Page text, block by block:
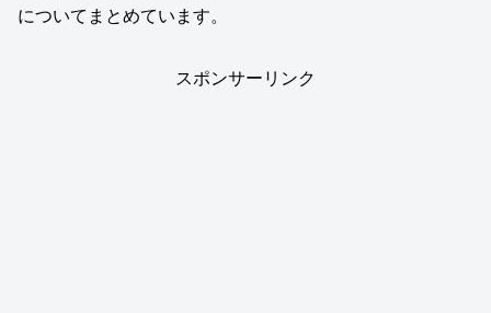
についてまとめています。
スポンサーリンク